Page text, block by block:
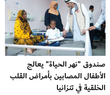
صندوق "نهر الحياة" يعالج
الأطفال المصابين بأمراض القلب
الخلقية في تنزانيا